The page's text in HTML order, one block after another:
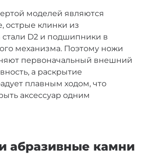
моделей являются
острые клинки из
D2 и подшипники в
механизма. Поэтому ножи
первоначальный внешний
а раскрытие
плавным ходом, что
аксессуар одним
абразивные камни